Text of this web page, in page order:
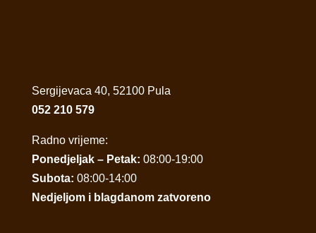
Sergijevaca 40, 52100 Pula
052 210 579
Radno vrijeme:
Ponedjeljak – Petak: 08:00-19:00
Subota: 08:00-14:00
Nedjeljom i blagdanom zatvoreno